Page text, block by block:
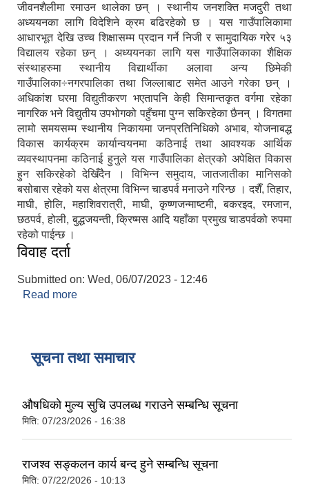
जीवनशैलीमा रमाउन थालेका छन् । स्थानीय जनशक्ति मजदुरी तथा
अध्ययनका लागि विदेशिने क्रम बढिरहेको छ । यस गाउँपालिकामा
आधारभूत देखि उच्च शिक्षासम्म प्रदान गर्ने निजी र सामुदायिक गरेर ५३
विद्यालय रहेका छन् । अध्ययनका लागि यस गाउँपालिकाका शैक्षिक
संस्थाहरुमा स्थानीय विद्यार्थीका अलावा अन्य छिमेकी
गाउँपालिका÷नगरपालिका तथा जिल्लाबाट समेत आउने गरेका छन् ।
अधिकांश घरमा विद्युतीकरण भएतापनि केही सिमान्तकृत वर्गमा रहेका
नागरिक भने विद्युतीय उपभोगको पहुँचमा पुग्न सकिरहेका छैनन् । विगतमा
लामो समयसम्म स्थानीय निकायमा जनप्रतिनिधिको अभाब, योजनाबद्ध
विकास कार्यक्रम कार्यान्वयनमा कठिनाई तथा आवश्यक आर्थिक
व्यवस्थापनमा कठिनाई हुनुले यस गाउँपालिका क्षेत्रको अपेक्षित विकास
हुन सकिरहेको देखिँदैन । विभिन्न समुदाय, जातजातीका मानिसको
बसोबास रहेको यस क्षेत्रमा विभिन्न चाडपर्व मनाउने गरिन्छ । दशैँ, तिहार,
माघी, होलि, महाशिवरात्री, माघी, कृष्णजन्माष्टमी, बकरइद, रमजान,
छठपर्व, होली, बुद्धजयन्ती, क्रिष्मस आदि यहाँका प्रमुख चाडपर्वको रुपमा
रहेको पाईन्छ ।
विवाह दर्ता
Submitted on: Wed, 06/07/2023 - 12:46
Read more
सूचना तथा समाचार
औषधिकाे मुल्य सुचि उपलब्ध गराउने सम्बन्धि सूचना
मिति: 07/23/2026 - 16:38
राजश्व सङ्कलन कार्य बन्द हुने सम्बन्धि सूचना
मिति: 07/22/2026 - 10:13